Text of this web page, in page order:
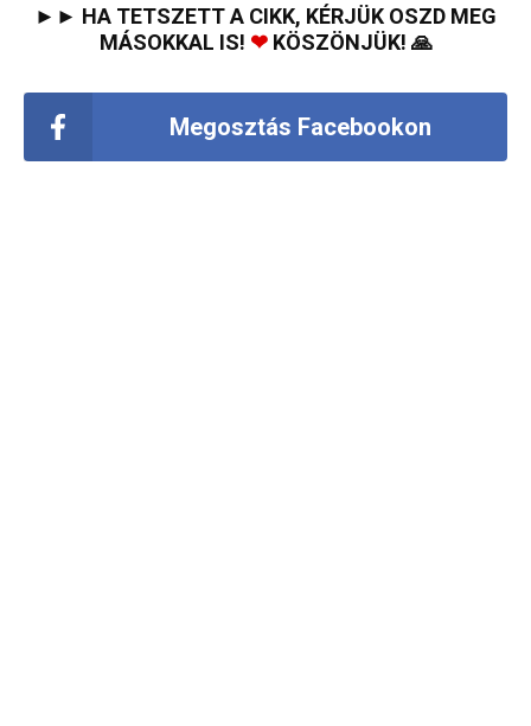
►► HA TETSZETT A CIKK, KÉRJÜK OSZD MEG
MÁSOKKAL IS! ❤KÖSZÖNJÜK! 🙏
Megosztás Facebookon